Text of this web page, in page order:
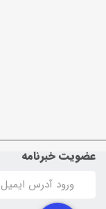
عضویت خبرنامه